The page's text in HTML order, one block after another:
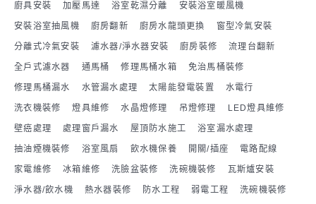
廚具安裝 加壓馬達 浴室乾濕分離 安裝浴室暖風機
安裝浴室抽風機 廚房翻新 廚房水龍頭更換 窗型冷氣安裝
分離式冷氣安裝 濾水器/淨水器安裝 廚房裝修 流理台翻新
全戶式濾水器 通馬桶 修理馬桶水箱 免治馬桶裝修
修理馬桶漏水 水管漏水處理 太陽能發電裝置 水電行
洗衣機裝修 燈具維修 水晶燈修理 吊燈修理 LED燈具維修
壁癌處理 處理窗戶漏水 屋頂防水施工 浴室漏水處理
抽油煙機裝修 浴室風扇 飲水機保養 開關/插座 電路配線
家電維修 冰箱維修 洗臉盆裝修 洗碗機裝修 瓦斯爐安裝
淨水器/飲水機 熱水器裝修 防水工程 弱電工程 洗碗機裝修